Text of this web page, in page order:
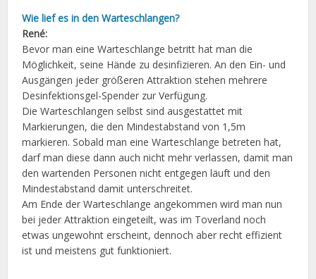
Wie lief es in den Warteschlangen?
René:
Bevor man eine Warteschlange betritt hat man die
Möglichkeit, seine Hände zu desinfizieren. An den Ein- und
Ausgängen jeder größeren Attraktion stehen mehrere
Desinfektionsgel-Spender zur Verfügung.
Die Warteschlangen selbst sind ausgestattet mit
Markierungen, die den Mindestabstand von 1,5m
markieren. Sobald man eine Warteschlange betreten hat,
darf man diese dann auch nicht mehr verlassen, damit man
den wartenden Personen nicht entgegen läuft und den
Mindestabstand damit unterschreitet.
Am Ende der Warteschlange angekommen wird man nun
bei jeder Attraktion eingeteilt, was im Toverland noch
etwas ungewohnt erscheint, dennoch aber recht effizient
ist und meistens gut funktioniert.